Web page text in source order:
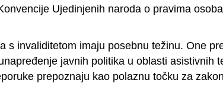
Ujedinjenih naroda o pravima
s invaliditetom imaju posebnu težinu. One
javnih politika u oblasti asistivnih
prepoznaju kao polaznu točku za